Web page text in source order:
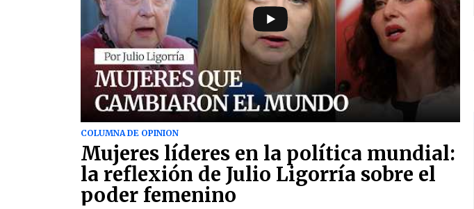
COLUMNA DE OPINION
Mujeres líderes en la política mundial:
la reflexión de Julio Ligorría sobre el
poder femenino